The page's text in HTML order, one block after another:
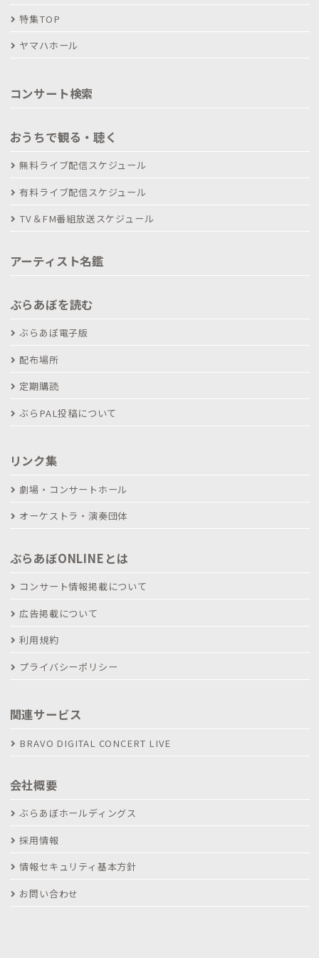
特集TOP
ヤマハホール
コンサート検索
おうちで観る・聴く
無料ライブ配信スケジュール
有料ライブ配信スケジュール
TV＆FM番組放送スケジュール
アーティスト名鑑
ぶらあぼを読む
ぶらあぼ電子版
配布場所
定期購読
ぶらPAL投稿について
リンク集
劇場・コンサートホール
オーケストラ・演奏団体
ぶらあぼONLINEとは
コンサート情報掲載について
広告掲載について
利用規約
プライバシーポリシー
関連サービス
BRAVO DIGITAL CONCERT LIVE
会社概要
ぶらあぼホールディングス
採用情報
情報セキュリティ基本方針
お問い合わせ